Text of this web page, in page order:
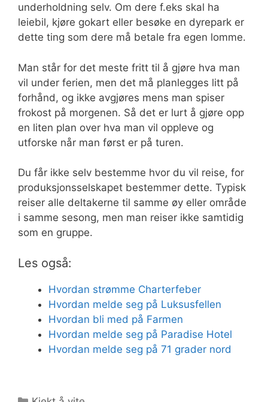
underholdning selv. Om dere f.eks skal ha
leiebil, kjøre gokart eller besøke en dyrepark er
dette ting som dere må betale fra egen lomme.
Man står for det meste fritt til å gjøre hva man
vil under ferien, men det må planlegges litt på
forhånd, og ikke avgjøres mens man spiser
frokost på morgenen. Så det er lurt å gjøre opp
en liten plan over hva man vil oppleve og
utforske når man først er på turen.
Du får ikke selv bestemme hvor du vil reise, for
produksjonsselskapet bestemmer dette. Typisk
reiser alle deltakerne til samme øy eller område
i samme sesong, men man reiser ikke samtidig
som en gruppe.
Les også:
Hvordan strømme Charterfeber
Hvordan melde seg på Luksusfellen
Hvordan bli med på Farmen
Hvordan melde seg på Paradise Hotel
Hvordan melde seg på 71 grader nord
Kategorier